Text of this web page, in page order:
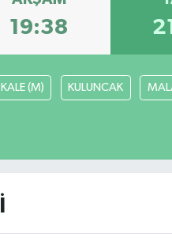
19:38
KALE (M) KULUNCAK